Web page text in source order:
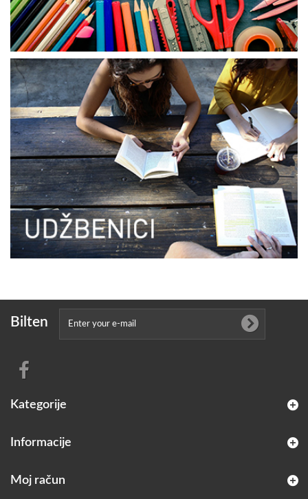
Bilten
Kategorije
Informacije
Moj račun